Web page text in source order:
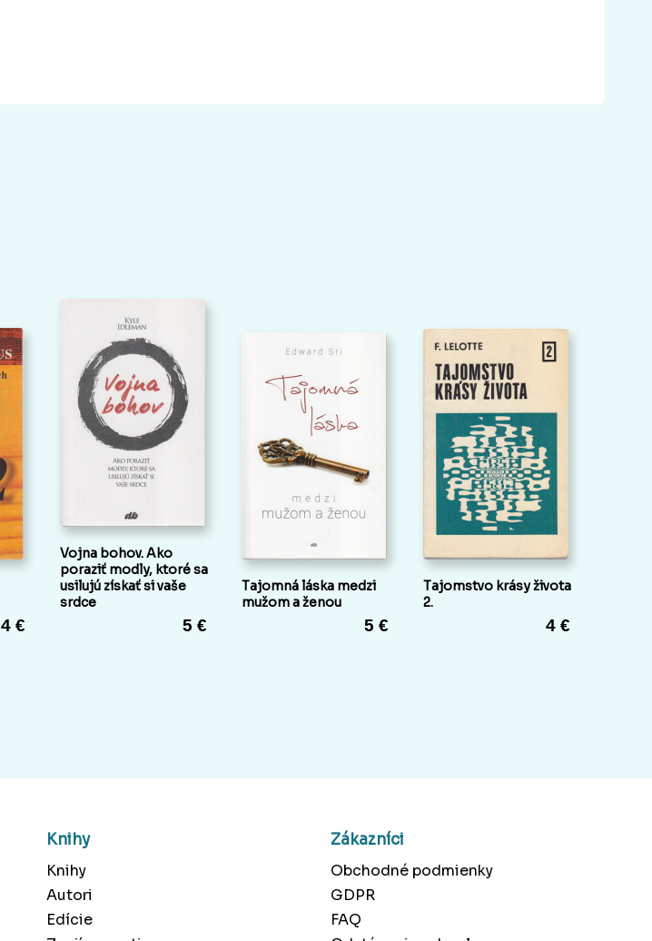
4 €
Vojna bohov. Ako
poraziť modly, ktoré sa
usilujú získať si vaše
srdce
5 €
Tajomná láska medzi
mužom a ženou
5 €
Tajomstvo krásy života
2.
4 €
Knihy
Knihy
Autori
Edície
Zákazníci
Obchodné podmienky
GDPR
FAQ